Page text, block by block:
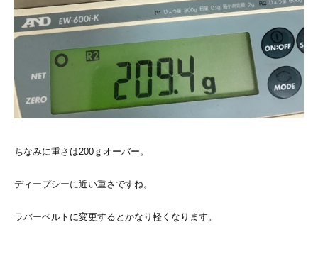
ちなみに重さは200ｇオーバー。
ディープシーに近い重さですね。
ラバーベルトに変更するとかなり軽くなります。